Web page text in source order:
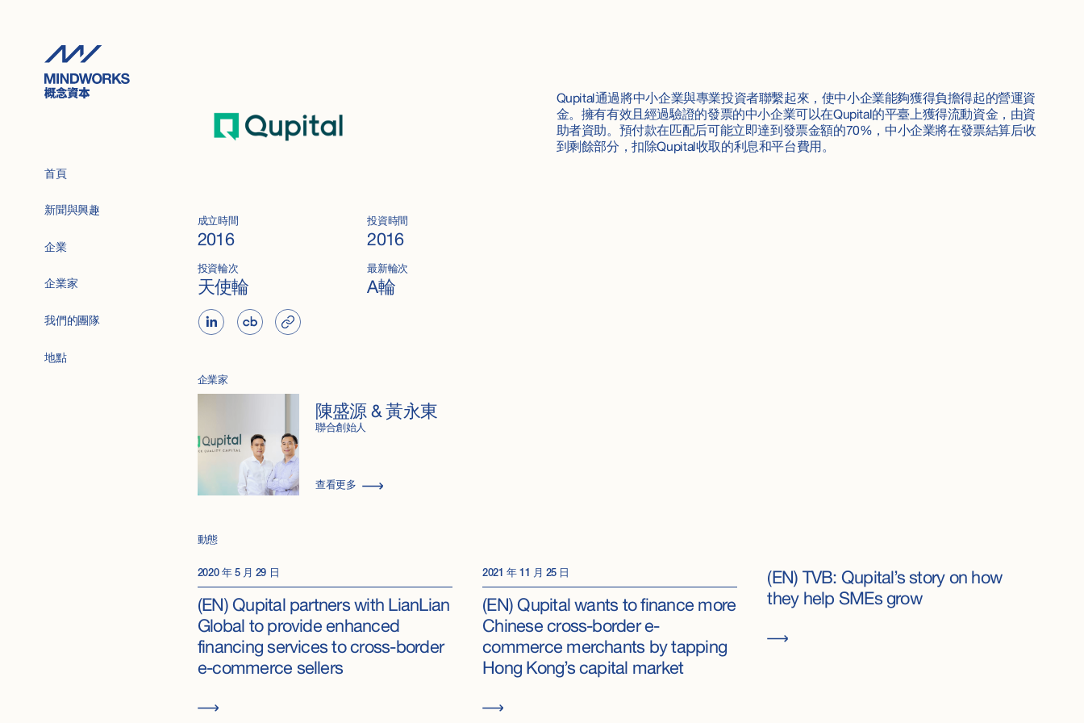
首頁
新聞與興趣
企業
企業家
我們的團隊
地點
Qupital通過將中小企業與專業投資者聯繫起來，使中小企業能夠獲得負擔得起的營運資
金。擁有有效且經過驗證的發票的中小企業可以在Qupital的平臺上獲得流動資金，由資
助者資助。預付款在匹配后可能立即達到發票金額的70%，中小企業將在發票結算后收
到剩餘部分，扣除Qupital收取的利息和平台費用。
成立時間
2016
投資輪次
天使輪
投資時間
2016
最新輪次
A輪
企業家
陳盛源 & 黃永東
聯合創始人
查看更多
動態
2020 年 5 月 29 日
(EN) Qupital partners with LianLian
Global to provide enhanced
financing services to cross-border
e-commerce sellers
2021 年 11 月 25 日
(EN) Qupital wants to finance more
Chinese cross-border e-
commerce merchants by tapping
Hong Kong’s capital market
(EN) TVB: Qupital’s story on how
they help SMEs grow